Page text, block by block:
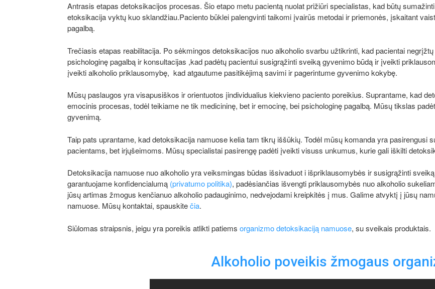
Antrasis etapas detoksikacijos procesas. Šio etapo metu pacientą nuolat prižiūri specialistas, kad būtų
etoksikacija vyktų kuo sklandžiau.Paciento būklei palengvinti taikomi įvairūs metodai ir priemonės, įskaitant
pagalbą.
Trečiasis etapas reabilitacija. Po sėkmingos detoksikacijos nuo alkoholio svarbu užtikrinti, kad pacientai
psichologinę pagalbą ir konsultacijas ,kad padėtų pacientui susigrąžinti sveiką gyvenimo būdą ir įveikti
įveikti alkoholio priklausomybę, kad atgautume pasitikėjimą savimi ir pagerintume gyvenimo kokybę.
Mūsų paslaugos yra visapusiškos ir orientuotos įindividualius kiekvieno paciento poreikius. Suprantame, kad
emocinis procesas, todėl teikiame ne tik medicininę, bet ir emocinę, bei psichologinę pagalbą. Mūsų tikslas
gyvenimą.
Taip pats uprantame, kad detoksikacija namuose kelia tam tikrų iššūkių. Todėl mūsų komanda yra pasirengusi
pacientams, bet irjųšeimoms. Mūsų specialistai pasirengę padėti įveikti visuss unkumus, kurie gali iškilti
Detoksikacija namuose nuo alkoholio yra veiksmingas būdas išsivaduot i išpriklausomybės ir susigrąžinti
garantuojame konfidencialumą (privatumo politika), padėsiančias išvengti priklausomybės nuo alkoholio
jūsų artimas žmogus kenčianuo alkoholio padauginimo, nedvejodami kreipkitės į mus. Galime atvyktį į jūsų
namuose. Mūsų kontaktai, spauskitečia.
Siūlomas straipsnis, jeigu yra poreikis atlikti patiems organizmo detoksikaciją namuose, su sveikais produktais.
Alkoholio poveikis žmogaus